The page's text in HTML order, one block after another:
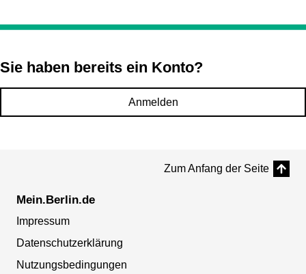
Sie haben bereits ein Konto?
Anmelden
Zum Anfang der Seite
Mein.Berlin.de
Impressum
Datenschutzerklärung
Nutzungsbedingungen